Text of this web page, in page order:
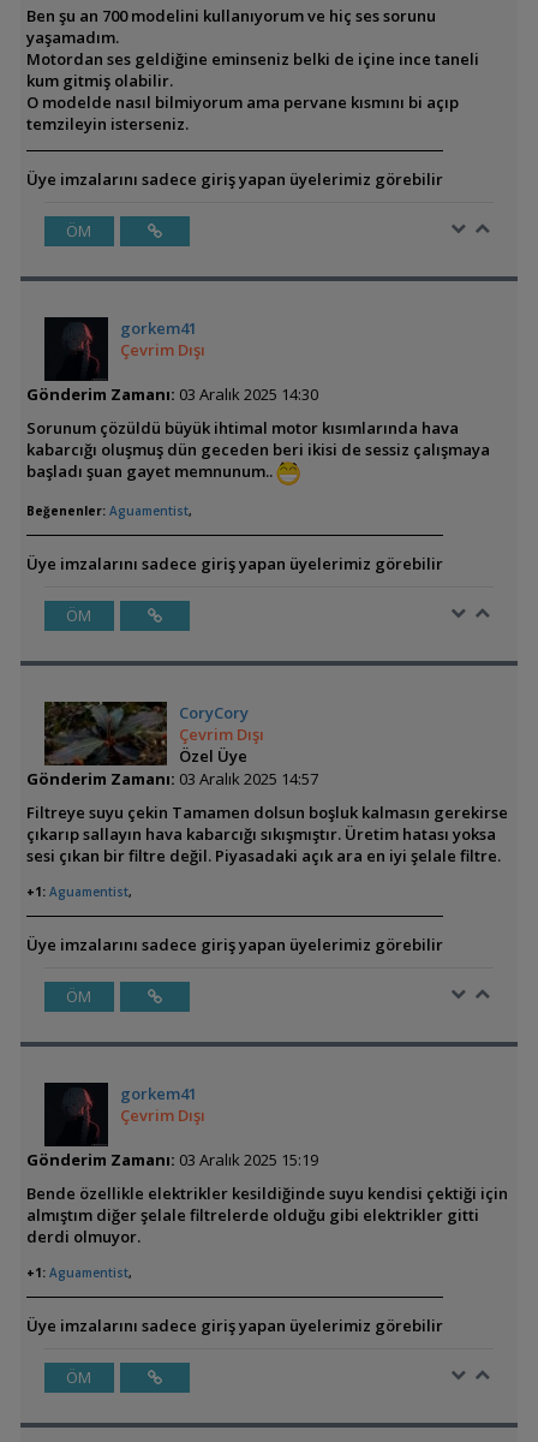
Ben şu an 700 modelini kullanıyorum ve hiç ses sorunu
yaşamadım.
Motordan ses geldiğine eminseniz belki de içine ince taneli
kum gitmiş olabilir.
O modelde nasıl bilmiyorum ama pervane kısmını bi açıp
temzileyin isterseniz.
Üye imzalarını sadece giriş yapan üyelerimiz görebilir
ÖM
gorkem41
Çevrim Dışı
Gönderim Zamanı: 03 Aralık 2025 14:30
Sorunum çözüldü büyük ihtimal motor kısımlarında hava
kabarcığı oluşmuş dün geceden beri ikisi de sessiz çalışmaya
başladı şuan gayet memnunum..
Beğenenler: Aguamentist,
Üye imzalarını sadece giriş yapan üyelerimiz görebilir
ÖM
CoryCory
Çevrim Dışı
Özel Üye
Gönderim Zamanı: 03 Aralık 2025 14:57
Filtreye suyu çekin Tamamen dolsun boşluk kalmasın gerekirse
çıkarıp sallayın hava kabarcığı sıkışmıştır. Üretim hatası yoksa
sesi çıkan bir filtre değil. Piyasadaki açık ara en iyi şelale filtre.
+1: Aguamentist,
Üye imzalarını sadece giriş yapan üyelerimiz görebilir
ÖM
gorkem41
Çevrim Dışı
Gönderim Zamanı: 03 Aralık 2025 15:19
Bende özellikle elektrikler kesildiğinde suyu kendisi çektiği için
almıştım diğer şelale filtrelerde olduğu gibi elektrikler gitti
derdi olmuyor.
+1: Aguamentist,
Üye imzalarını sadece giriş yapan üyelerimiz görebilir
ÖM